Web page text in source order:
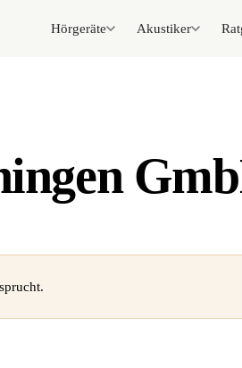
Hörgeräte Akustiker